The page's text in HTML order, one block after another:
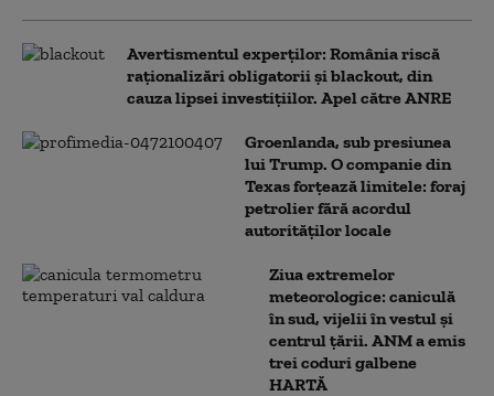
Avertismentul experților: România riscă
raționalizări obligatorii și blackout, din
cauza lipsei investițiilor. Apel către ANRE
Groenlanda, sub presiunea
lui Trump. O companie din
Texas forțează limitele: foraj
petrolier fără acordul
autorităților locale
Ziua extremelor
meteorologice: caniculă
în sud, vijelii în vestul și
centrul țării. ANM a emis
trei coduri galbene
HARTĂ